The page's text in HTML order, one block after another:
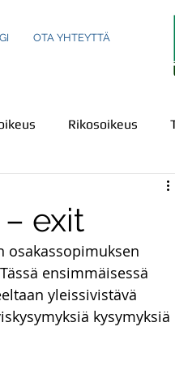
OTA YHTEYTTÄ
Rikosoikeus
Ravintola-ala
Uutiskatsaus IPR
exit
osakassopimuksen
ensimmäisessä
yleissivistävä
kysymyksiä